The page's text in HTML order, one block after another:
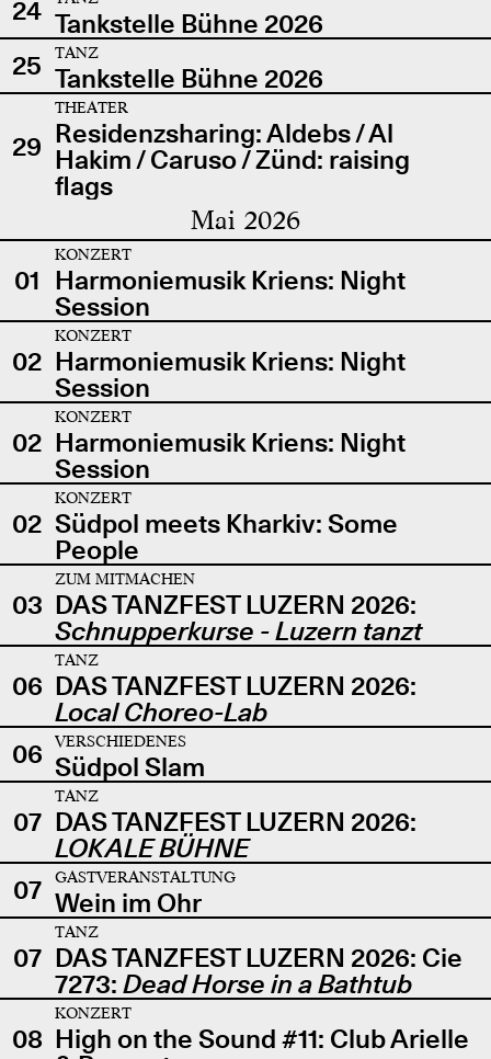
24 Tankstelle Bühne 2026
25
TANZ
Tankstelle Bühne 2026
29
THEATER
Residenzsharing: Aldebs / Al
Hakim / Caruso / Zünd: raising
flags
Mai 2026
01
KONZERT
Harmoniemusik Kriens: Night
Session
02
KONZERT
Harmoniemusik Kriens: Night
Session
02
KONZERT
Harmoniemusik Kriens: Night
Session
02
KONZERT
Südpol meets Kharkiv: Some
People
03
ZUM MITMACHEN
DAS TANZFEST LUZERN 2026:
Schnupperkurse - Luzern tanzt
06
TANZ
DAS TANZFEST LUZERN 2026:
Local Choreo-Lab
06
VERSCHIEDENES
Südpol Slam
07
TANZ
DAS TANZFEST LUZERN 2026:
LOKALE BÜHNE
07
GASTVERANSTALTUNG
Wein im Ohr
07
TANZ
DAS TANZFEST LUZERN 2026: Cie
7273: Dead Horse in a Bathtub
08
KONZERT
High on the Sound #11: Club Arielle